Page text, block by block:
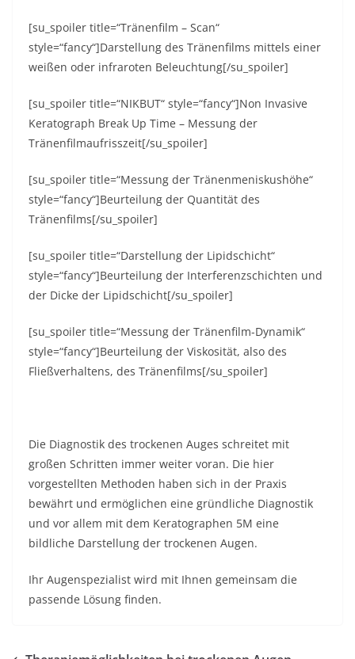
[su_spoiler title=“Tränenfilm – Scan“
style=“fancy“]Darstellung des Tränenfilms mittels einer
weißen oder infraroten Beleuchtung[/su_spoiler]
[su_spoiler title=“NIKBUT“ style=“fancy“]Non Invasive
Keratograph Break Up Time – Messung der
Tränenfilmaufrisszeit[/su_spoiler]
[su_spoiler title=“Messung der Tränenmeniskushöhe“
style=“fancy“]Beurteilung der Quantität des
Tränenfilms[/su_spoiler]
[su_spoiler title=“Darstellung der Lipidschicht“
style=“fancy“]Beurteilung der Interferenzschichten und
der Dicke der Lipidschicht[/su_spoiler]
[su_spoiler title=“Messung der Tränenfilm-Dynamik“
style=“fancy“]Beurteilung der Viskosität, also des
Fließverhaltens, des Tränenfilms[/su_spoiler]
Die Diagnostik des trockenen Auges schreitet mit
großen Schritten immer weiter voran. Die hier
vorgestellten Methoden haben sich in der Praxis
bewährt und ermöglichen eine gründliche Diagnostik
und vor allem mit dem Keratographen 5M eine
bildliche Darstellung der trockenen Augen.
Ihr Augenspezialist wird mit Ihnen gemeinsam die
passende Lösung finden.